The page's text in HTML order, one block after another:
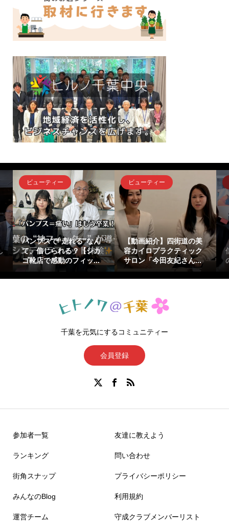
ビューティー
パンプスで“走れる”なん
て、信じられる？【シカ
ゴ靴店で感動のフィッ...
ビューティー
【動画紹介】四街道の美
容カイロプラクティック
サロン「今田友紀さん...
千葉を元気にするコミュニティー
会員登録
参加者一覧
ランキング
街角スナップ
みんなのBlog
運営チーム
友達に教えよう
問い合わせ
プライバシーポリシー
利用規約
守成クラブメンバーリスト